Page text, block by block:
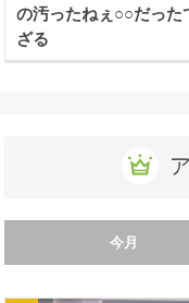
の汚ったねぇ○○だった
ざる
今月